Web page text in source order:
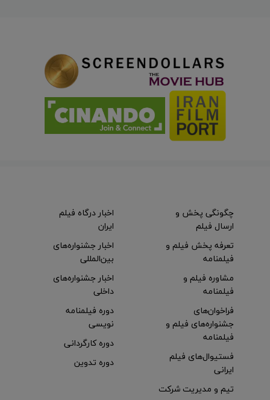
چگونگی پخش و
ارسال فیلم
تعرفه پخش فیلم و
فیلمنامه
مشاوره فیلم و
فیلمنامه
اخبار درگاه فیلم
ایران
اخبار جشنواره‌های
بین‌المللی
اخبار جشنواره‌های
داخلی
فراخوان‌های
جشنواره‌های فیلم و
فیلمنامه
فستیوال‌های فیلم
ایرانی
دوره فیلمنامه
نویسی
دوره کارگردانی
دوره تدوین
تیم و مدیریت شرکت